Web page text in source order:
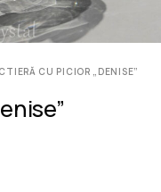
CU PICIOR „DENISE”